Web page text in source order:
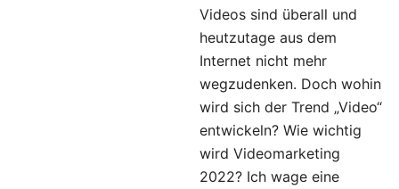
Videos sind überall und
heutzutage aus dem
Internet nicht mehr
wegzudenken. Doch wohin
wird sich der Trend „Video“
entwickeln? Wie wichtig
wird Videomarketing
2022? Ich wage eine